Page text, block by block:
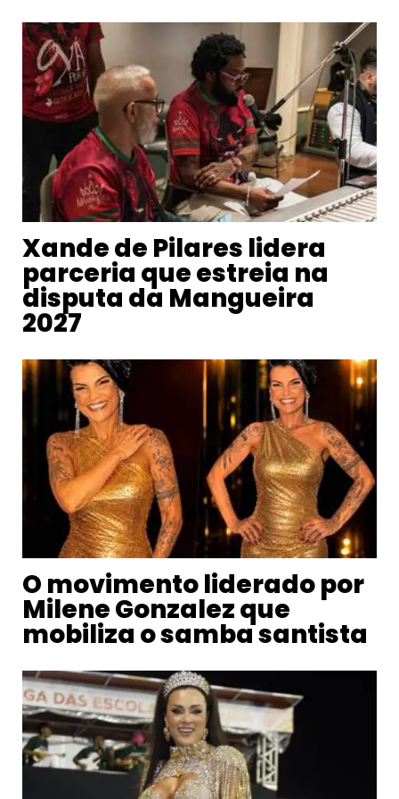
Xande de Pilares lidera
parceria que estreia na
disputa da Mangueira
2027
O movimento liderado por
Milene Gonzalez que
mobiliza o samba santista